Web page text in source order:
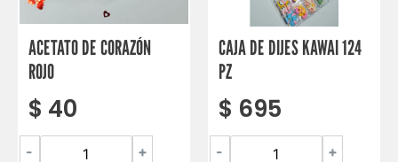
ACETATO DE CORAZÓN
ROJO
$ 40
- +
CAJA DE DIJES KAWAI 124
PZ
$ 695
- +